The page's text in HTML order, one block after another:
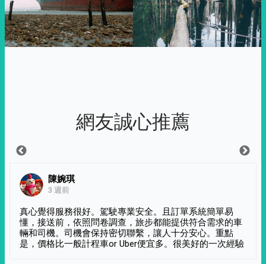
網友誠心推薦
陳婉琪
3 週前
真心覺得服務很好。駕駛專業安全。且訂單系統簡單易
懂，接送前，依照問卷調查，旅步都能提供符合需求的車
輛和司機。司機會保持密切聯繫，讓人十分安心。重點
是，價格比一般計程車or Uber便宜多。很美好的一次經驗